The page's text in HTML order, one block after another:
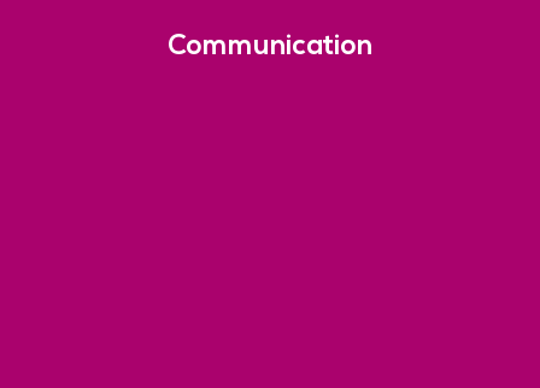
Communication